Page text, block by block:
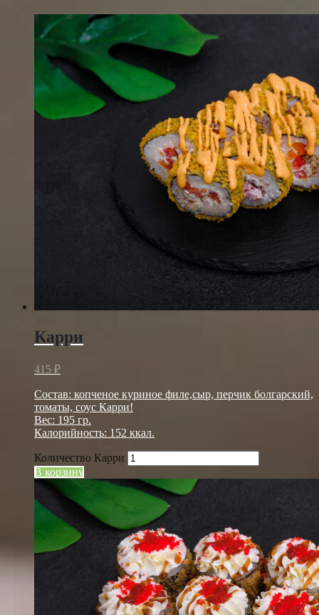
Карри
415 ₽
Состав: копченое куриное филе,сыр, перчик болгарский,
томаты, соус Карри!
Вес: 195 гр.
Калорийность: 152 ккал.
Количество Карри
В корзину